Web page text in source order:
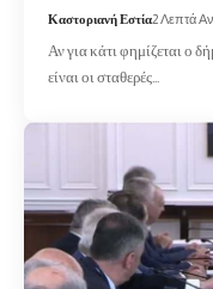
Καστοριανή Εστία2 Λεπτά
Αν για κάτι φημίζεται ο
είναι οι σταθερές…